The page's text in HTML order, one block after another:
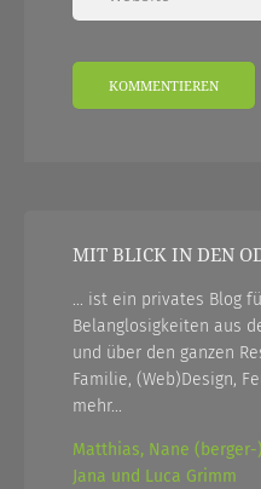
MIT BLICK IN DEN
... ist ein privates Blog
Belanglosigkeiten aus
und über den ganzen
Familie, (Web)Design,
mehr...
Matthias, Nane (berger-
Jana und Luca Grimm